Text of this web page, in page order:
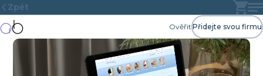
Zpět
Ověřit Přidejte svou firmu